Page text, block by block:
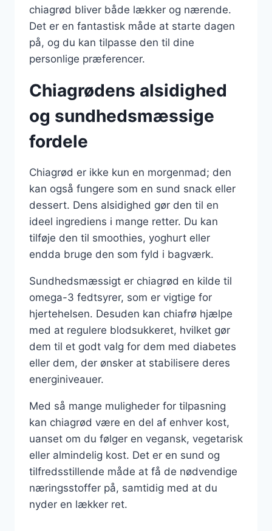
chiagrød bliver både lækker og nærende.
Det er en fantastisk måde at starte dagen
på, og du kan tilpasse den til dine
personlige præferencer.
Chiagrødens alsidighed
og sundhedsmæssige
fordele
Chiagrød er ikke kun en morgenmad; den
kan også fungere som en sund snack eller
dessert. Dens alsidighed gør den til en
ideel ingrediens i mange retter. Du kan
tilføje den til smoothies, yoghurt eller
endda bruge den som fyld i bagværk.
Sundhedsmæssigt er chiagrød en kilde til
omega-3 fedtsyrer, som er vigtige for
hjertehelsen. Desuden kan chiafrø hjælpe
med at regulere blodsukkeret, hvilket gør
dem til et godt valg for dem med diabetes
eller dem, der ønsker at stabilisere deres
energiniveauer.
Med så mange muligheder for tilpasning
kan chiagrød være en del af enhver kost,
uanset om du følger en vegansk, vegetarisk
eller almindelig kost. Det er en sund og
tilfredsstillende måde at få de nødvendige
næringsstoffer på, samtidig med at du
nyder en lækker ret.